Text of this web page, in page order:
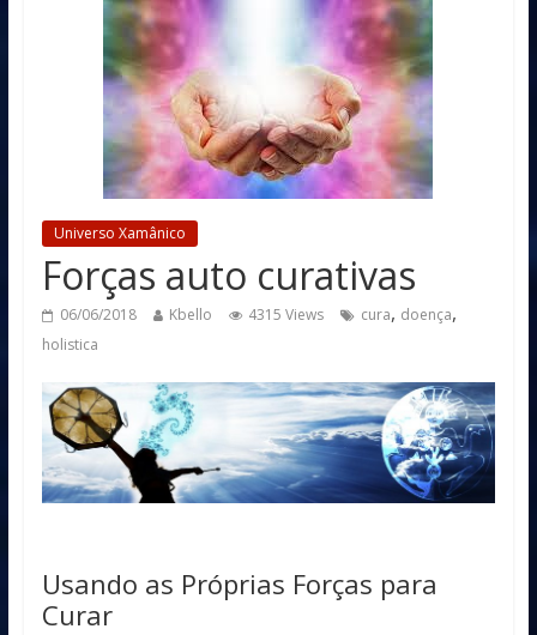
Universo Xamânico
Forças auto curativas
06/06/2018 Kbello 4315 Views cura, doença,
holistica
Usando as Próprias Forças para
Curar